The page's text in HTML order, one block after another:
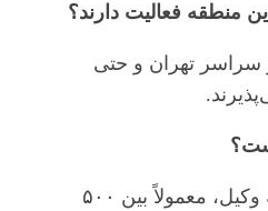
منطقه فعالیت دارند؟
سراسر تهران و حتی
بسته به نوع پرونده و سابقه وکیل، معمولاً بین ۵۰۰